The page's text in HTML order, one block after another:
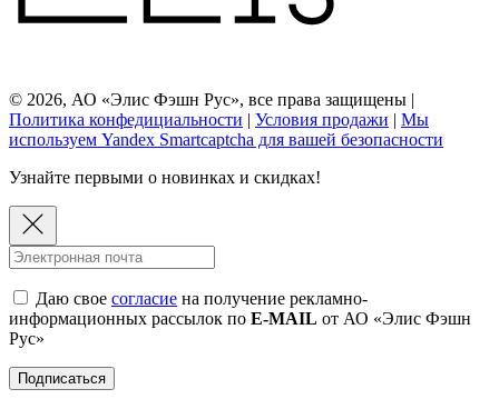
© 2026, АО «Элис Фэшн Рус», все права защищены |
Политика конфедициальности | Условия продажи | Мы
используем Yandex Smartcaptcha для вашей безопасности
Узнайте первыми о новинках и скидках!
Даю свое согласие на получение рекламно-
информационных рассылок по E-MAIL от АО «Элис Фэшн
Рус»
Подписаться